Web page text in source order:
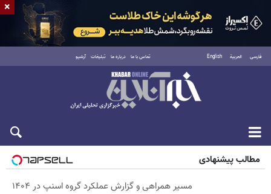
فارسی العربية English تماس با ما درباره ما تبلیغات آرشیو
پنجشنبه ۱۵ مرداد ۱۴۰۵
مطالب پیشنهادی
مسیر همراهی و گزارش عملکرد گروه اسنپ در ۱۴۰۴
×